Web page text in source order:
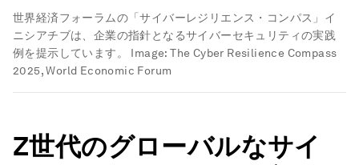
世界経済フォーラムの「サイバーレジリエンス・コンパス」イ
ニシアチブは、企業の指針となるサイバーセキュリティの実践
例を提示しています。
Image:The Cyber Resilience Compass
2025, World Economic Forum
Z世代のグローバルなサイ